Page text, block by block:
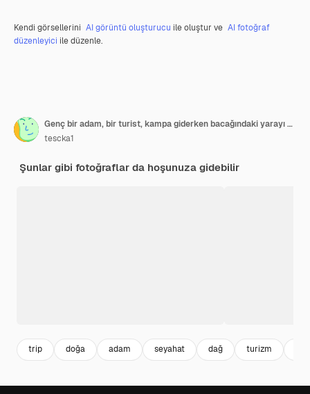
Kendi görsellerini AI görüntü oluşturucu ile oluştur ve AI fotoğraf
düzenleyici ile düzenle.
Genç bir adam, bir turist, kampa giderken bacağındaki yarayı bandajlıyor
tescka1
Şunlar gibi fotoğraflar da hoşunuza gidebilir
trip doğa adam seyahat dağ turizm